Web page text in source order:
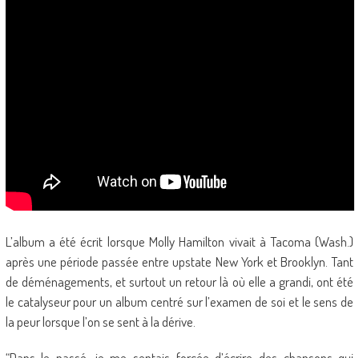
L’album a été écrit lorsque Molly Hamilton vivait à Tacoma (Wash.)
après une période passée entre upstate New York et Brooklyn. Tant
de déménagements, et surtout un retour là où elle a grandi, ont été
le catalyseur pour un album centré sur l’examen de soi et le sens de
la peur lorsque l’on se sent à la dérive.